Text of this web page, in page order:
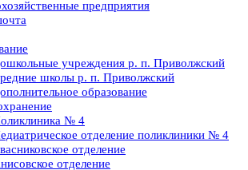
предприятия
учреждения р. п. Приволжский
школы р. п. Приволжский
образование
№ 4
отделение поликлиники № 4
отделение
отделение